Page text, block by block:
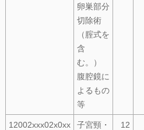
卵巣部分
切除術
（腟式を
含
む。）
腹腔鏡に
よるもの
等
12002xxx02x0xx
子宮頸・
12